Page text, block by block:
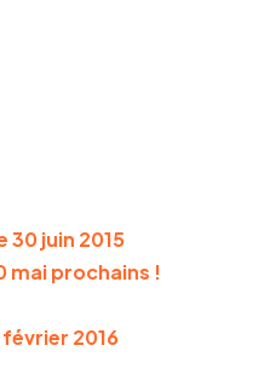
30 juin 2015
mai prochains !
février 2016